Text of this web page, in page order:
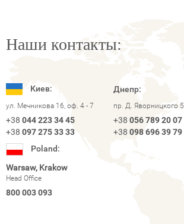
Наши контакты:
Киев:
ул. Мечникова 16, оф. 4 - 7
+38 044 223 34 45
+38 097 275 33 33
Днепр:
пр. Д. Яворницкого 5
+38 056 789 20 07
+38 098 696 39 79
Poland:
Warsaw, Krakow
Head Office
800 003 093